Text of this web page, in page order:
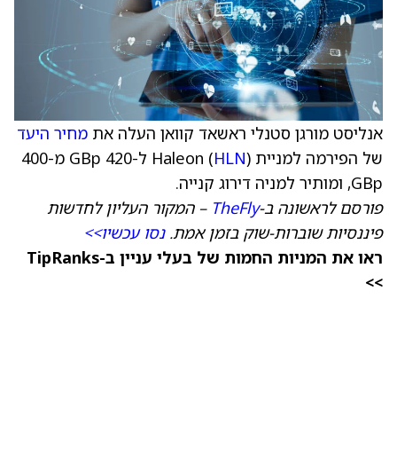
אנליסט מורגן סטנלי ראשאד קוואן העלה את מחיר היעד
של הפירמה למניית Haleon ( HLN
) ל-420 GBp מ-400
GBp, ומותיר למניה דירוג קנייה.
פורסם לראשונה ב-TheFly – המקור העליון לחדשות
פיננסיות שוברות-שוק בזמן אמת.נסו עכשיו>>
ראו את המניות החמות של בעלי עניין ב-TipRanks
>>